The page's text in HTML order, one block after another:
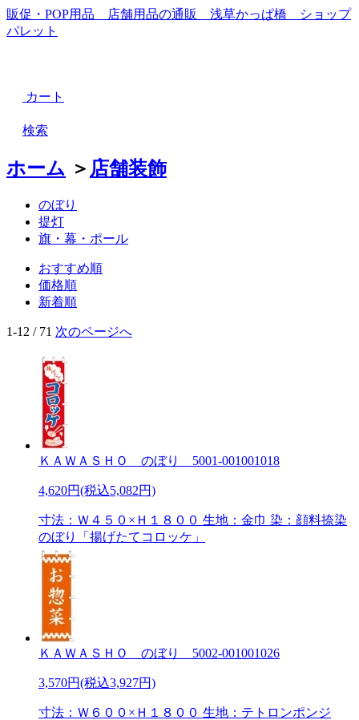
販促・POP用品 店舗用品の通販 浅草かっぱ橋 ショップ
パレット
カート
検索
ホーム ＞ 店舗装飾
のぼり
提灯
旗・幕・ポール
おすすめ順
価格順
新着順
1-12 / 71 次のページへ
ＫＡＷＡＳＨＯ のぼり 5001-001001018
4,620円(税込5,082円)
寸法：Ｗ４５０×Ｈ１８００ 生地：金巾 染：顔料捺染
のぼり「揚げたてコロッケ」
ＫＡＷＡＳＨＯ のぼり 5002-001001026
3,570円(税込3,927円)
寸法：Ｗ６００×Ｈ１８００ 生地：テトロンポンジ